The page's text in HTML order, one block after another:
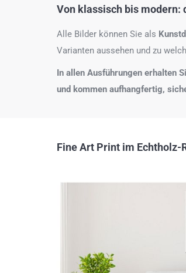
Von klassisch bis modern:
Alle Bilder können Sie als
Varianten aussehen und zu
In allen Ausführungen erhalten
und kommen aufhangfertig,
Fine Art Print im Echtholz-